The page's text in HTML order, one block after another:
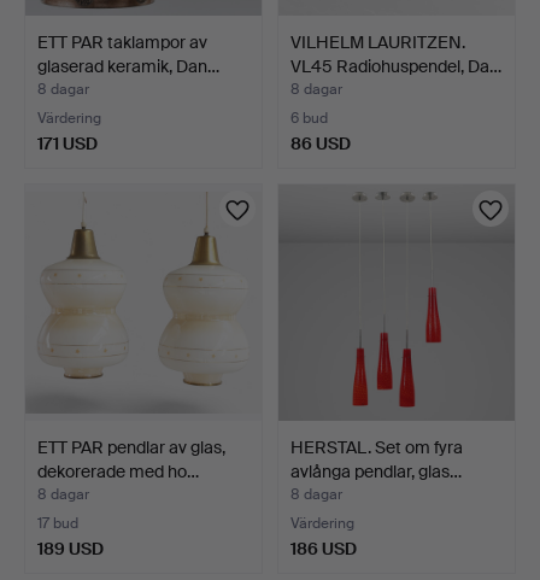
ETT PAR taklampor av
glaserad keramik, Dan…
8 dagar
Värdering
171 USD
VILHELM LAURITZEN.
VL45 Radiohuspendel, Da…
8 dagar
6 bud
86 USD
ETT PAR pendlar av glas,
dekorerade med ho…
8 dagar
17 bud
189 USD
HERSTAL. Set om fyra
avlånga pendlar, glas…
8 dagar
Värdering
186 USD